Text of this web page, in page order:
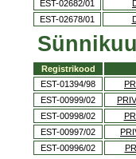
EST-02682/01
EST-02678/01
Registrikood
EST-01394/98
EST-00999/02
EST-00998/02
EST-00997/02
EST-00996/02